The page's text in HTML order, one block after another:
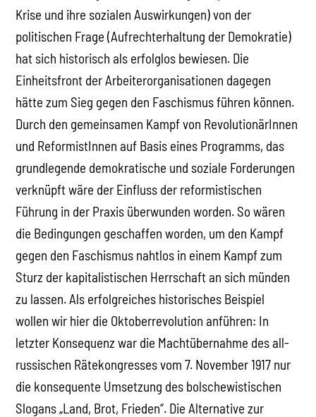
Krise und ihre sozialen Auswirkungen) von der
politischen Frage (Aufrechterhaltung der Demokratie)
hat sich historisch als erfolglos bewiesen. Die
Einheitsfront der Arbeiterorganisationen dagegen
hätte zum Sieg gegen den Faschismus führen können.
Durch den gemeinsamen Kampf von RevolutionärInnen
und ReformistInnen auf Basis eines Programms, das
grundlegende demokratische und soziale Forderungen
verknüpft wäre der Einfluss der reformistischen
Führung in der Praxis überwunden worden. So wären
die Bedingungen geschaffen worden, um den Kampf
gegen den Faschismus nahtlos in einem Kampf zum
Sturz der kapitalistischen Herrschaft an sich münden
zu lassen. Als erfolgreiches historisches Beispiel
wollen wir hier die Oktoberrevolution anführen: In
letzter Konsequenz war die Machtübernahme des all-
russischen Rätekongresses vom 7. November 1917 nur
die konsequente Umsetzung des bolschewistischen
Slogans „Land, Brot, Frieden“. Die Alternative zur